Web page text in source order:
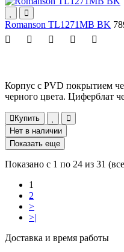
Romanson TL1271MB BK
Корпус с PVD покрытием
черного цвета. Циферблат
Купить
Нет в наличии
Показать еще
Показано с 1 по 24 из 31
1
2
>
>|
Доставка и время работы